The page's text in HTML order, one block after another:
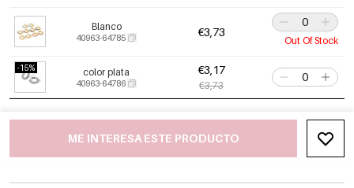
Blanco
40963-64785 €3,73
Out Of Stock
-15% color plata
40963-64786
€3,17
€3,73
ME INTERESA ESTE PRODUCTO